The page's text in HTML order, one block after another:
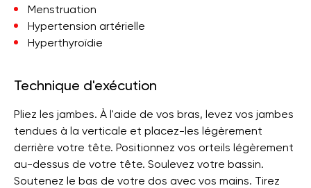
Menstruation
Hypertension artérielle
Hyperthyroïdie
Technique d'exécution
Pliez les jambes. À l'aide de vos bras, levez vos jambes
tendues à la verticale et placez-les légèrement
derrière votre tête. Positionnez vos orteils légèrement
au-dessus de votre tête. Soulevez votre bassin.
Soutenez le bas de votre dos avec vos mains. Tirez